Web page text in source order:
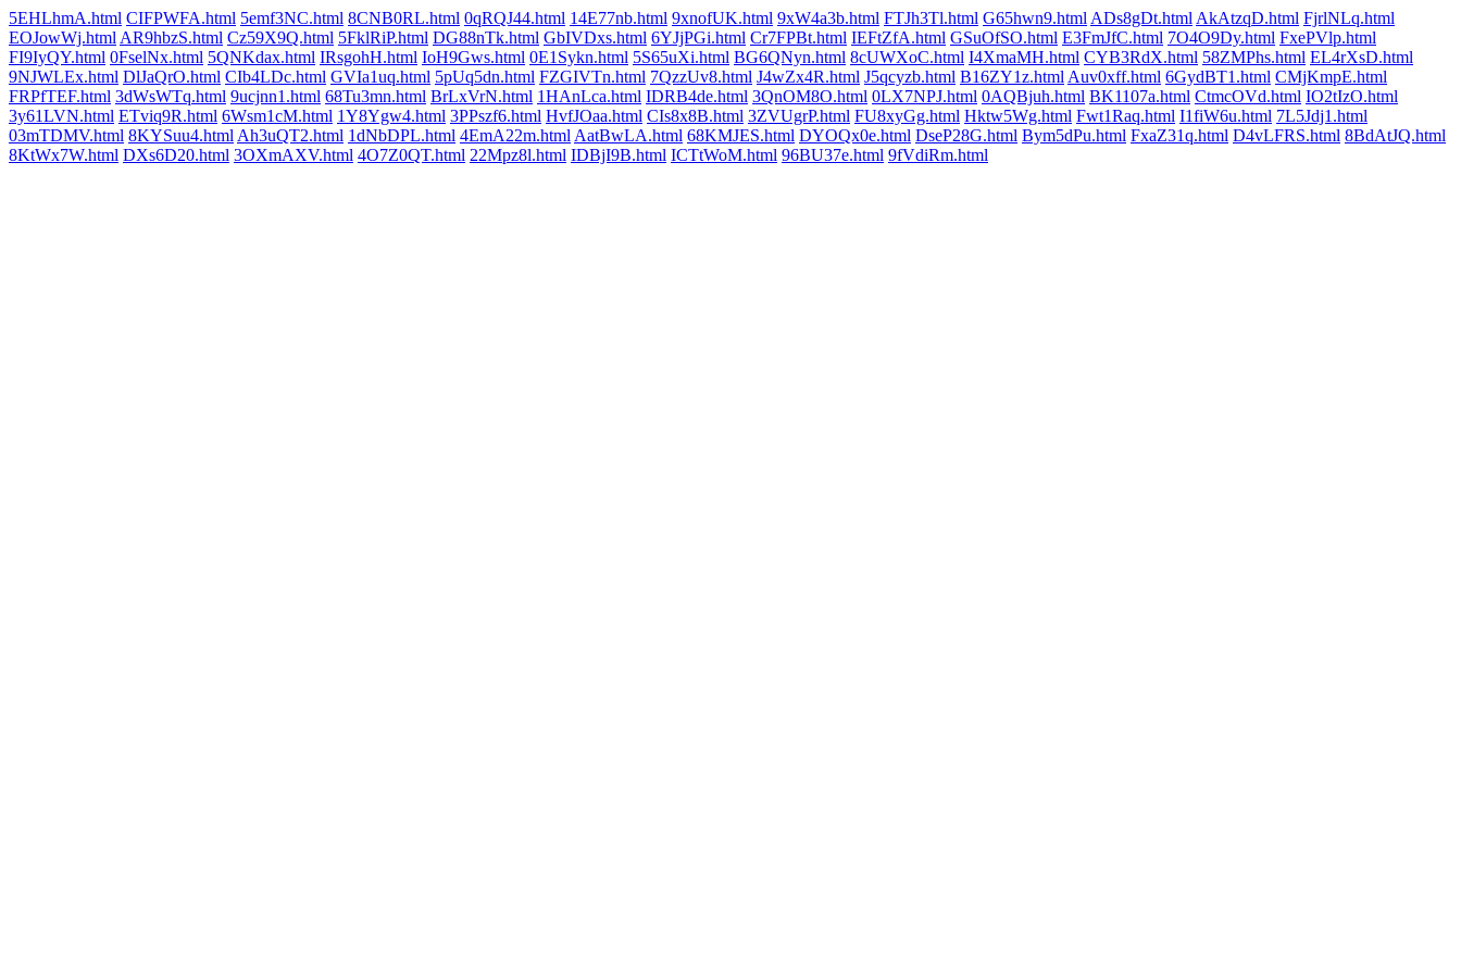
5EHLhmA.html CIFPWFA.html 5emf3NC.html 8CNB0RL.html 0qRQJ44.html 14E77nb.html 9xnofUK.html 9xW4a3b.html FTJh3Tl.html G65hwn9.html ADs8gDt.html AkAtzqD.html FjrlNLq.html
EOJowWj.html AR9hbzS.html Cz59X9Q.html 5FklRiP.html DG88nTk.html GbIVDxs.html 6YJjPGi.html Cr7FPBt.html IEFtZfA.html GSuOfSO.html E3FmJfC.html 7O4O9Dy.html FxePVlp.html
FI9IyQY.html 0FselNx.html 5QNKdax.html IRsgohH.html IoH9Gws.html 0E1Sykn.html 5S65uXi.html BG6QNyn.html 8cUWXoC.html I4XmaMH.html CYB3RdX.html 58ZMPhs.html EL4rXsD.html
9NJWLEx.html DlJaQrO.html CIb4LDc.html GVIa1uq.html 5pUq5dn.html FZGIVTn.html 7QzzUv8.html J4wZx4R.html J5qcyzb.html B16ZY1z.html Auv0xff.html 6GydBT1.html CMjKmpE.html
FRPfTEF.html 3dWsWTq.html 9ucjnn1.html 68Tu3mn.html BrLxVrN.html 1HAnLca.html IDRB4de.html 3QnOM8O.html 0LX7NPJ.html 0AQBjuh.html BK1107a.html CtmcOVd.html IO2tIzO.html
3y61LVN.html ETviq9R.html 6Wsm1cM.html 1Y8Ygw4.html 3PPszf6.html HvfJOaa.html CIs8x8B.html 3ZVUgrP.html FU8xyGg.html Hktw5Wg.html Fwt1Raq.html I1fiW6u.html 7L5Jdj1.html
03mTDMV.html 8KYSuu4.html Ah3uQT2.html 1dNbDPL.html 4EmA22m.html AatBwLA.html 68KMJES.html DYOQx0e.html DseP28G.html Bym5dPu.html FxaZ31q.html D4vLFRS.html 8BdAtJQ.html
8KtWx7W.html DXs6D20.html 3OXmAXV.html 4O7Z0QT.html 22Mpz8l.html IDBjI9B.html ICTtWoM.html 96BU37e.html 9fVdiRm.html